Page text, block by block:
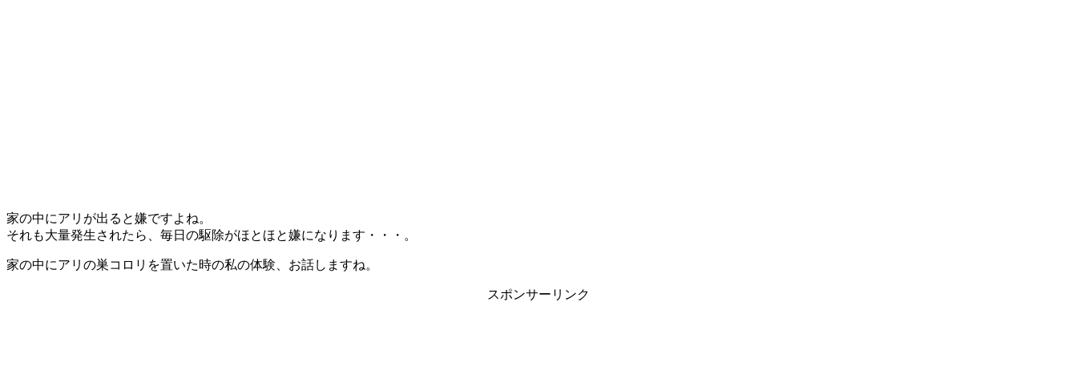
家の中にアリが出ると嫌ですよね。
それも大量発生されたら、毎日の駆除がほとほと嫌になります・・・。
家の中にアリの巣コロリを置いた時の私の体験、お話しますね。
スポンサーリンク